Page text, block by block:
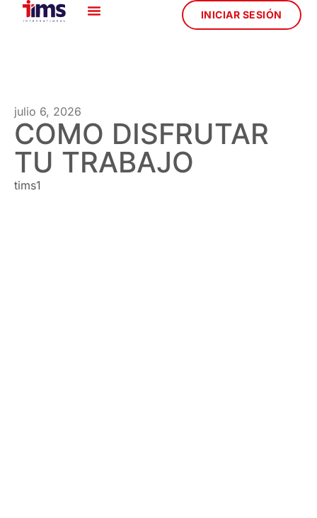
INICIAR SESIÓN
julio 6, 2026
COMO DISFRUTAR
TU TRABAJO
tims1